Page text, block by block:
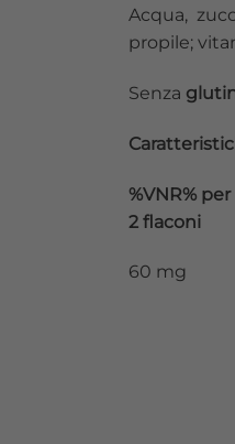
Acqua,
propile;
Senza
%VNR% per
2 flaconi
60 mg